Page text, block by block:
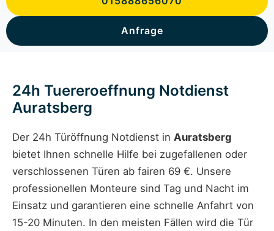
Anfrage
24h Tuereroeffnung Notdienst
Auratsberg
Der 24h Türöffnung Notdienst in Auratsberg
bietet Ihnen schnelle Hilfe bei zugefallenen oder
verschlossenen Türen ab fairen 69 €. Unsere
professionellen Monteure sind Tag und Nacht im
Einsatz und garantieren eine schnelle Anfahrt von
15-20 Minuten. In den meisten Fällen wird die Tür